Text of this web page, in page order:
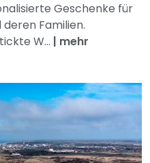
Geschenke für
Familien.
W... | mehr